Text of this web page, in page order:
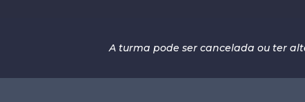
A turma pode ser cancelada ou ter